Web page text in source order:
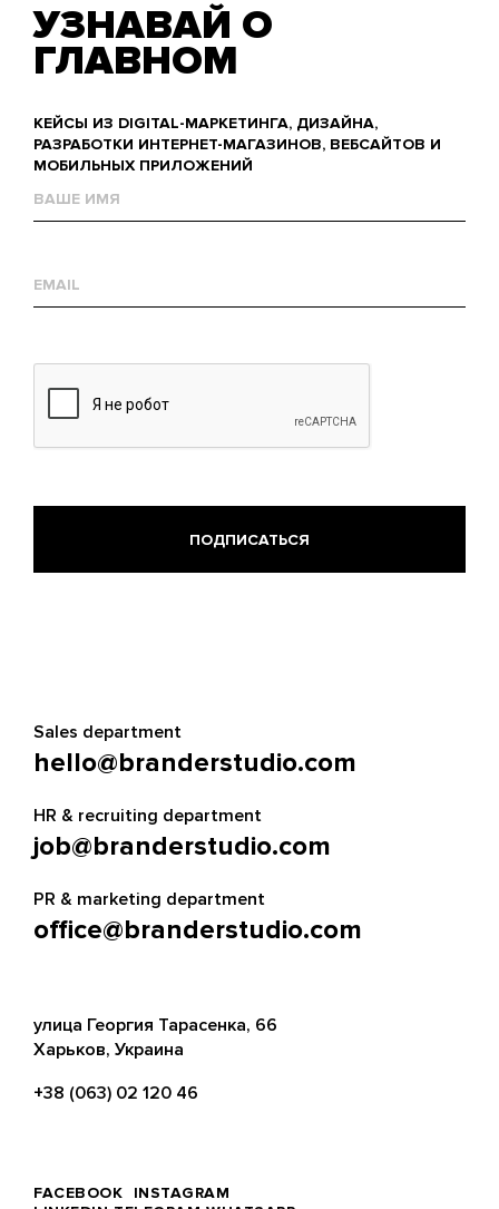
УЗНАВАЙ О
ГЛАВНОМ
КЕЙСЫ ИЗ DIGITAL-МАРКЕТИНГА, ДИЗАЙНА,
РАЗРАБОТКИ ИНТЕРНЕТ-МАГАЗИНОВ, ВЕБСАЙТОВ И
МОБИЛЬНЫХ ПРИЛОЖЕНИЙ
mail
Sales department
hello@branderstudio.com
HR & recruiting department
job@branderstudio.com
PR & marketing department
office@branderstudio.com
улица Георгия Тарасенка, 66
Харьков, Украина
+38 (063) 02 120 46
FACEBOOK
INSTAGRAM